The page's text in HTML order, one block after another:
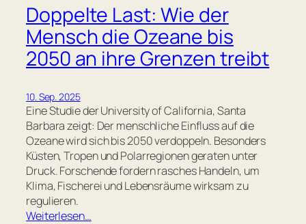
Doppelte Last: Wie der
Mensch die Ozeane bis
2050 an ihre Grenzen treibt
10. Sep. 2025
Eine Studie der University of California, Santa
Barbara zeigt: Der menschliche Einfluss auf die
Ozeane wird sich bis 2050 verdoppeln. Besonders
Küsten, Tropen und Polarregionen geraten unter
Druck. Forschende fordern rasches Handeln, um
Klima, Fischerei und Lebensräume wirksam zu
regulieren.
Weiterlesen…